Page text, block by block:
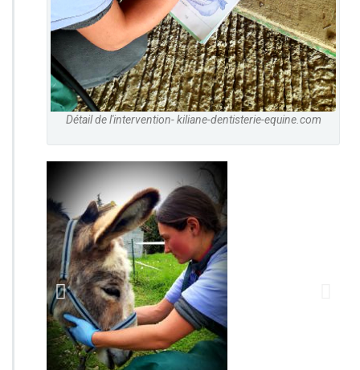
Détail de l'intervention- kiliane-dentisterie-equine.com